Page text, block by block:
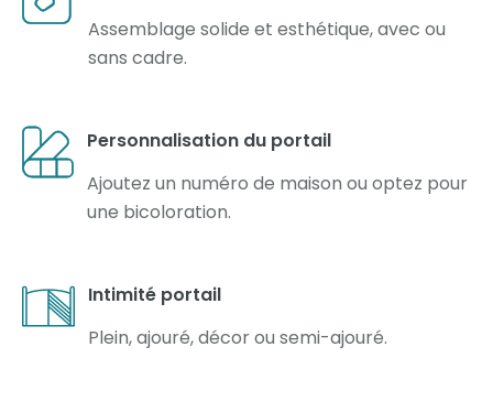
Assemblage solide et esthétique, avec ou
sans cadre.
Personnalisation du portail
Ajoutez un numéro de maison ou optez pour
une bicoloration.
Intimité portail
Plein, ajouré, décor ou semi-ajouré.